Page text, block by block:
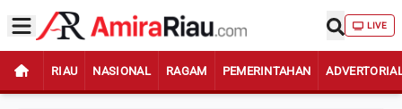
LIVE
RIAU NASIONAL RAGAM PEMERINTAHAN